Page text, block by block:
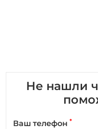
Не нашли
Ваш телефон *